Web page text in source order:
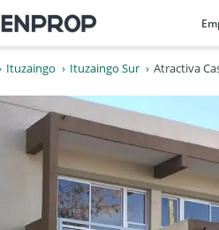
Ituzaingo Ituzaingo Sur Atractiva